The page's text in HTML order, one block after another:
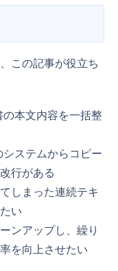
本文内容を一括整
ステムからコピー
行がある
しまった連続テキ
い
ンアップし、繰り
を向上させたい